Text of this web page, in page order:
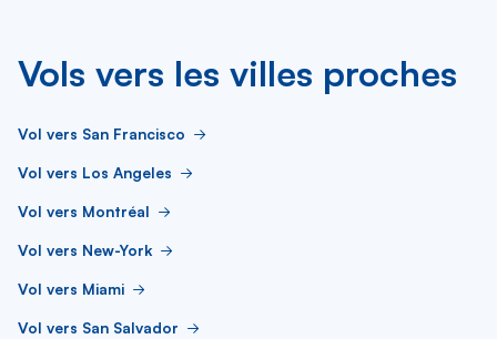
Vols vers les villes proches
Vol vers San Francisco
Vol vers Los Angeles
Vol vers Montréal
Vol vers New-York
Vol vers Miami
Vol vers San Salvador